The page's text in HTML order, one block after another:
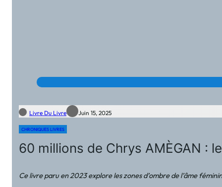
Livre Du Livre Juin 15, 2025
CHRONIQUES LIVRES
60 millions de Chrys AMÈGAN :
Ce livre paru en 2023 explore les zones d’ombre de l’âme